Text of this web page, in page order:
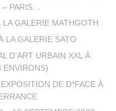
PARIS…
GALERIE MATHGOTH
LA GALERIE SATO
D’ART URBAIN XXL À
ENVIRONS)
DE D*FACE À